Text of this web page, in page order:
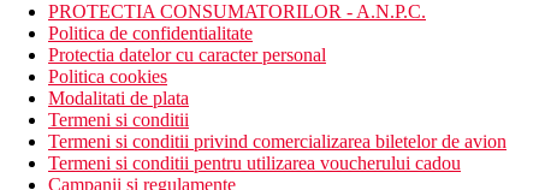
PROTECTIA CONSUMATORILOR - A.N.P.C.
Politica de confidentialitate
Protectia datelor cu caracter personal
Politica cookies
Modalitati de plata
Termeni si conditii
Termeni si conditii privind comercializarea biletelor de avion
Termeni si conditii pentru utilizarea voucherului cadou
Campanii si regulamente